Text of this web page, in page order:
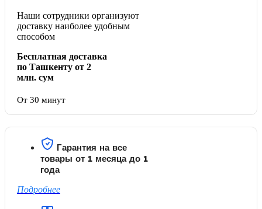
Наши сотрудники организуют
доставку наиболее удобным
способом
Бесплатная доставка
по Ташкенту от 2
млн. сум
От 30 минут
Гарантия на все
товары от 1 месяца до 1
года
Подробнее